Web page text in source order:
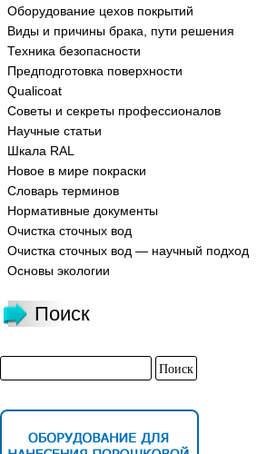
Оборудование цехов покрытий
Виды и причины брака, пути решения
Техника безопасности
Предподготовка поверхности
Qualicoat
Советы и секреты профессионалов
Научные статьи
Шкала RAL
Новое в мире покраски
Словарь терминов
Нормативные документы
Очистка сточных вод
Очистка сточных вод — научный подход
Основы экологии
Поиск